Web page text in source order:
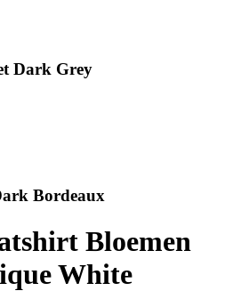
Dark Grey
Bordeaux
Bloemen
White